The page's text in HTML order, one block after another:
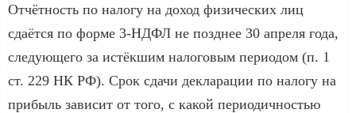
Отчётность по налогу на доход физических лиц
сдаётся по форме 3-НДФЛ не позднее 30 апреля года,
следующего за истёкшим налоговым периодом (п. 1
ст. 229 НК РФ). Срок сдачи декларации по налогу на
прибыль зависит от того, с какой периодичностью